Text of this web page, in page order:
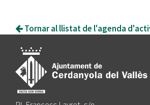
Tornar al llistat de l'agenda